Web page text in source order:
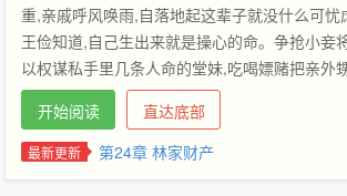
重,亲戚呼风唤雨,自落地起这辈子就没什么可忧
王俭知道,自己生出来就是操心的命。争抢小妾
以权谋私手里几条人命的堂妹,吃喝嫖赌把亲外
兄,再加上一个每次朝堂站队都精准错位的老爹
能选择,王俭被迫全都要。一家子卧龙凤雏,王俭
亲人的重担。该赔钱就赔钱,该收手就收手,该教
一品官位,拿来吧你。众所周知,一向明哲保身不
开始阅读 直达底部
最新更新 第24章 林家财产